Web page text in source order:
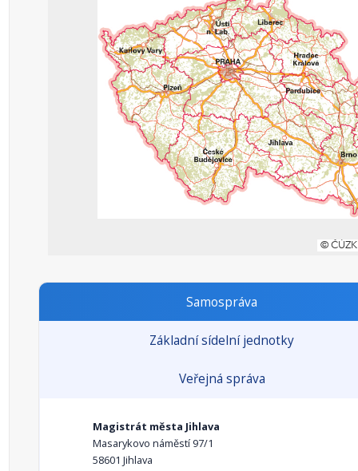
Samospráva
Základní sídelní jednotky
Veřejná správa
Magistrát města Jihlava
Masarykovo náměstí 97/1
58601 Jihlava